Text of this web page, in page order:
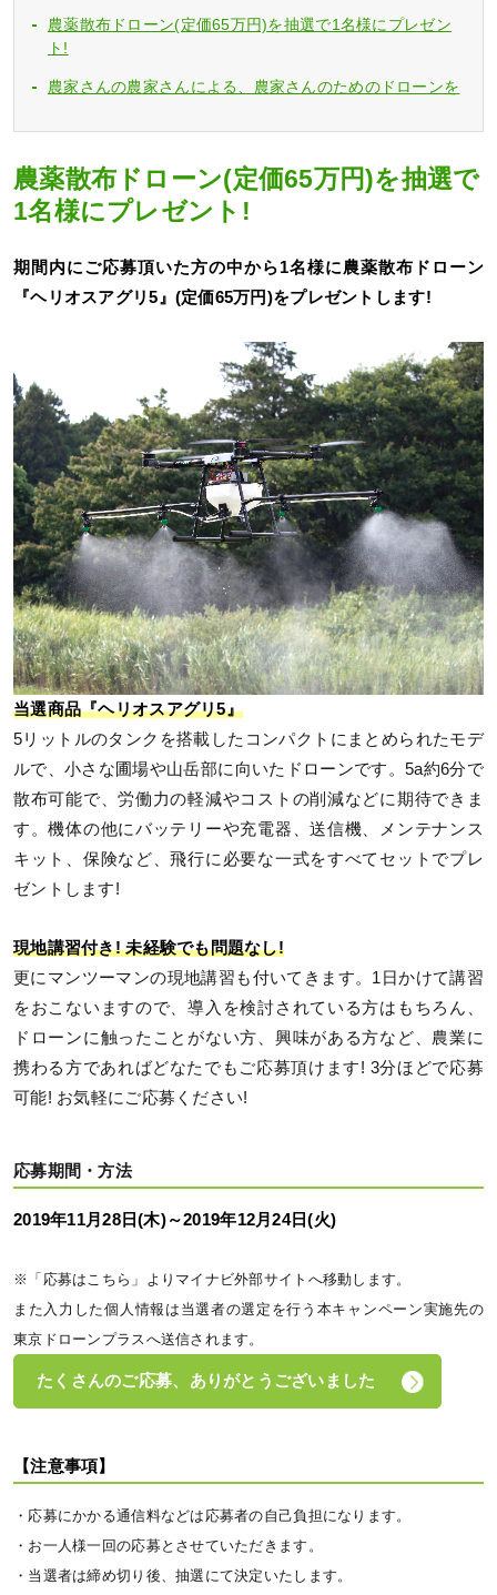
農薬散布ドローン(定価65万円)を抽選で1名様にプレゼン
ト!
農家さんの農家さんによる、農家さんのためのドローンを
農薬散布ドローン(定価65万円)を抽選で
1名様にプレゼント!
期間内にご応募頂いた方の中から1名様に農薬散布ドローン
『ヘリオスアグリ5』(定価65万円)をプレゼントします!
当選商品『ヘリオスアグリ5』
5リットルのタンクを搭載したコンパクトにまとめられたモデ
ルで、小さな圃場や山岳部に向いたドローンです。5a約6分で
散布可能で、労働力の軽減やコストの削減などに期待できま
す。機体の他にバッテリーや充電器、送信機、メンテナンス
キット、保険など、飛行に必要な一式をすべてセットでプレ
ゼントします!
現地講習付き! 未経験でも問題なし!
更にマンツーマンの現地講習も付いてきます。1日かけて講習
をおこないますので、導入を検討されている方はもちろん、
ドローンに触ったことがない方、興味がある方など、農業に
携わる方であればどなたでもご応募頂けます! 3分ほどで応募
可能! お気軽にご応募ください!
応募期間・方法
2019年11月28日(木)～2019年12月24日(火)
※「応募はこちら」よりマイナビ外部サイトへ移動します。
また入力した個人情報は当選者の選定を行う本キャンペーン実施先の
東京ドローンプラスへ送信されます。
たくさんのご応募、ありがとうございました
【注意事項】
・応募にかかる通信料などは応募者の自己負担になります。
・お一人様一回の応募とさせていただきます。
・当選者は締め切り後、抽選にて決定いたします。